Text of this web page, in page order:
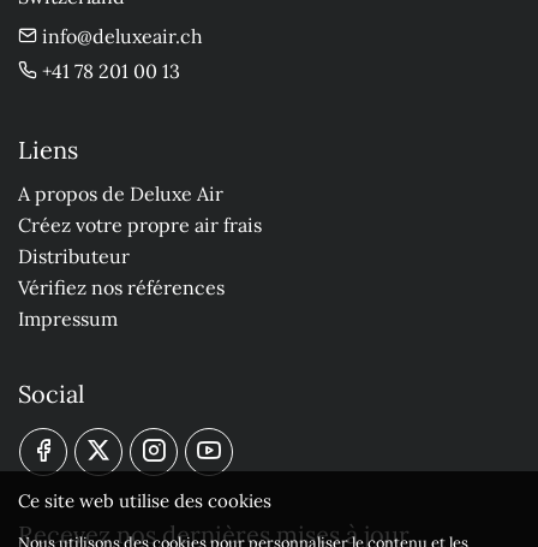
info@deluxeair.ch
+41 78 201 00 13
Liens
A propos de Deluxe Air
Créez votre propre air frais
Distributeur
Vérifiez nos références
Impressum
Social
Recevez nos dernières mises à jour
Ce site web utilise des cookies
Nous utilisons des cookies pour personnaliser le contenu et les